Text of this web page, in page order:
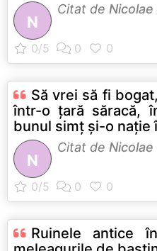
N
Citat de
Să vrei să fi
într-o țară săracă,
bunul simț și-o nație
N
Citat de
Ruinele antice